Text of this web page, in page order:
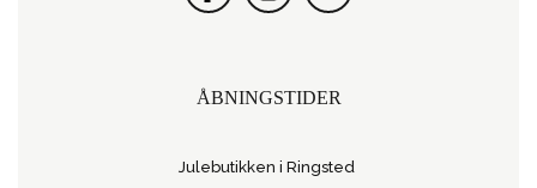
ÅBNINGSTIDER
Julebutikken i Ringsted